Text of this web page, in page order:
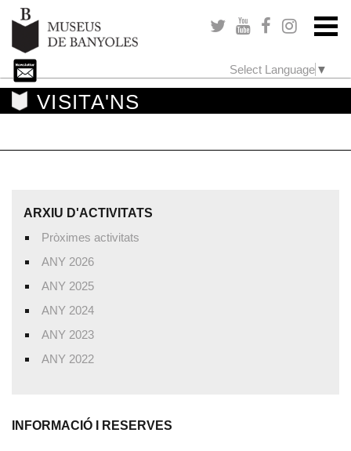
Select Language ▼
VISITA'NS
ARXIU D'ACTIVITATS
Pròximes activitats
ANY 2026
ANY 2025
ANY 2024
ANY 2023
ANY 2022
INFORMACIÓ I RESERVES